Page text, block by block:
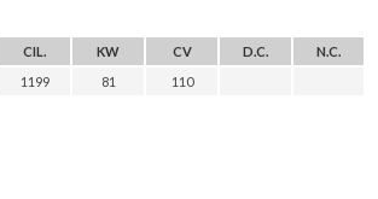
CIL. KW CV D.C.
N.C.
1199 81 110